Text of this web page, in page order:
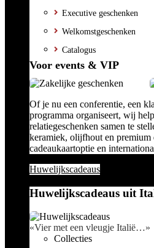
Executive geschenken
Welkomstgeschenken
Catalogus
Voor events & VIP
Of je nu een conferentie, een
programma organiseert, wij
relatiegeschenken samen te
keramiek, olijfhout en premium
cadeaukaartoptie en
Huwelijkscadeaus
Huwelijkscadeaus uit
«Vier met een vleugje Italië…»
Collecties